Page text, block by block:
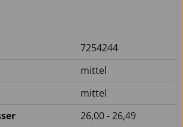
7254244
mittel
mittel
26,00 - 26,49